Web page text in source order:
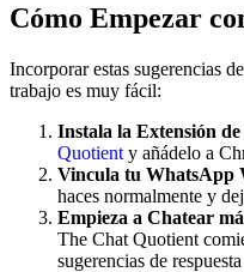
Cómo Empezar
Incorporar estas sugerencias
trabajo es muy fácil:
Instala la Extensión
Quotient y añádelo a
Vincula tu WhatsApp
haces normalmente y
Empieza a Chatear
The Chat Quotient
sugerencias de